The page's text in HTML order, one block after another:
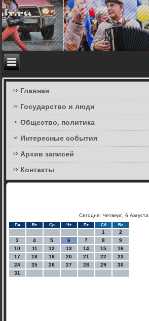
Главная
Государство и люди
Общество, политика
Интересные события
Архив записей
Контакты
Сегодня: Четверг, 6 Августа
Пн Вт Ср Чт Пт Сб Вс
1
2
3
4 5 6 7 8
9
10
11 12 13 14 15
16
17
18 19 20 21 22
23
24
25 26 27 28 29
30
31